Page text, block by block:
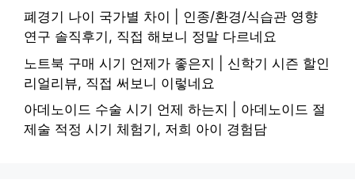
폐경기 나이 국가별 차이 | 인종/환경/식습관 영향
연구 솔직후기, 직접 해보니 정말 다르네요
노트북 구매 시기 언제가 좋은지 | 신학기 시즌 할인
리얼리뷰, 직접 써보니 이렇네요
아데노이드 수술 시기 언제 하는지 | 아데노이드 절
제술 적정 시기 체험기, 저희 아이 경험담